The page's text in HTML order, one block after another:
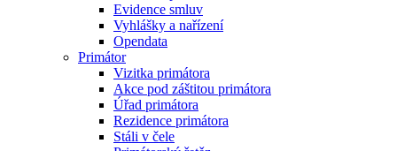
Evidence smluv
Vyhlášky a nařízení
Opendata
Primátor
Vizitka primátora
Akce pod záštitou primátora
Úřad primátora
Rezidence primátora
Stáli v čele